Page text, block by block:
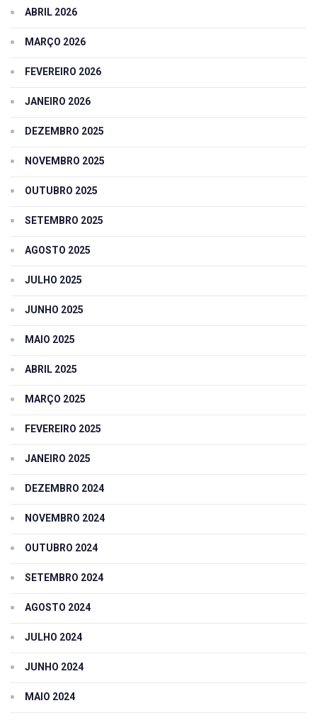
ABRIL 2026
MARÇO 2026
FEVEREIRO 2026
JANEIRO 2026
DEZEMBRO 2025
NOVEMBRO 2025
OUTUBRO 2025
SETEMBRO 2025
AGOSTO 2025
JULHO 2025
JUNHO 2025
MAIO 2025
ABRIL 2025
MARÇO 2025
FEVEREIRO 2025
JANEIRO 2025
DEZEMBRO 2024
NOVEMBRO 2024
OUTUBRO 2024
SETEMBRO 2024
AGOSTO 2024
JULHO 2024
JUNHO 2024
MAIO 2024